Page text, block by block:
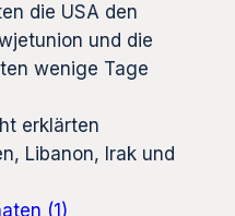
die USA den
und die
wenige Tage
erklärten
Libanon, Irak und
(1)